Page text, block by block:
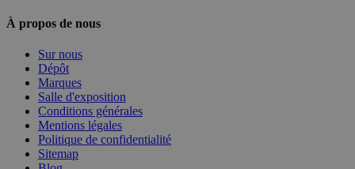
À propos de nous
Sur nous
Dépôt
Marques
Salle d'exposition
Conditions générales
Mentions légales
Politique de confidentialité
Sitemap